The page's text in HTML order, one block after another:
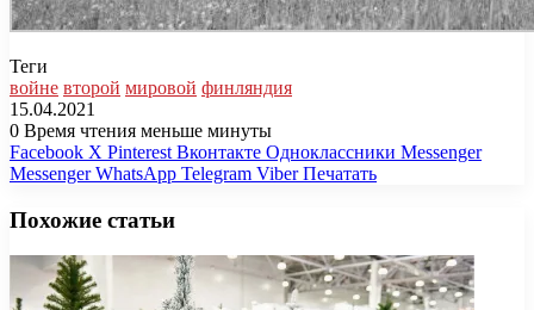
Теги
войне второй мировой финляндия
15.04.2021
0 Время чтения меньше минуты
Facebook X Pinterest Вконтакте Одноклассники Messenger
Messenger WhatsApp Telegram Viber Печатать
Похожие статьи